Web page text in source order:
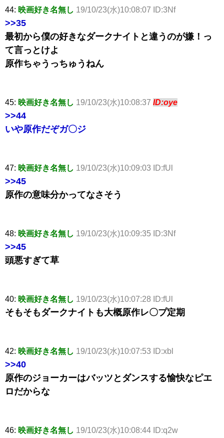
44: 映画好き名無し 19/10/23(水)10:08:07 ID:3Nf
>>35
最初から僕の好きなダークナイトと違うのが嫌！っ
て言っとけよ
原作ちゃうっちゅうねん
45: 映画好き名無し 19/10/23(水)10:08:37 ID:oye
>>44
いや原作だぞガ〇ジ
47: 映画好き名無し 19/10/23(水)10:09:03 ID:fUl
>>45
原作の意味分かってなさそう
48: 映画好き名無し 19/10/23(水)10:09:35 ID:3Nf
>>45
頭悪すぎて草
40: 映画好き名無し 19/10/23(水)10:07:28 ID:fUl
そもそもダークナイトも大概原作レ〇プ定期
42: 映画好き名無し 19/10/23(水)10:07:53 ID:xbl
>>40
原作のジョーカーはバッツとダンスする愉快なピエ
ロだからな
46: 映画好き名無し 19/10/23(水)10:08:44 ID:q2w